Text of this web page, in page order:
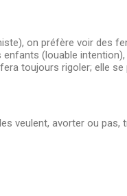
on préfère voir des
(louable
toujours rigoler; elle se
veulent, avorter ou pas,